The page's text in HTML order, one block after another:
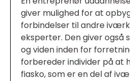
giver mulighed for at
forbindelser til andre
eksperter. Den giver
og viden inden for
forbereder individer på at
fiasko, som er en del af